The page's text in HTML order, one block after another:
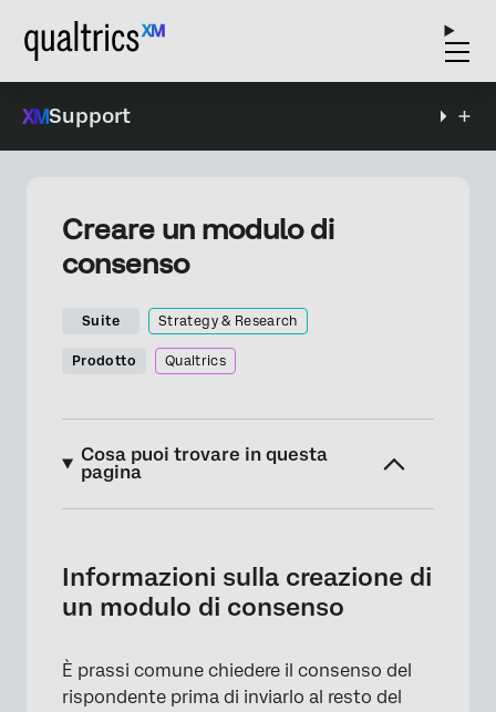
Support
Creare un modulo di
consenso
Suite Strategy & Research
Prodotto Qualtrics
Cosa puoi trovare in questa
pagina
Creazione di un modulo di consenso per un
semplice sondaggio
Creazione di un modulo di consenso per un
sondaggio avanzato
Informazioni sulla creazione di
un modulo di consenso
È prassi comune chiedere il consenso del
rispondente prima di inviarlo al resto del